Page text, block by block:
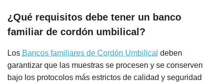
¿Qué requisitos debe tener un banco
familiar de cordón umbilical?
Los Bancos familiares de Cordón Umbilical deben
garantizar que las muestras se procesen y se conserven
bajo los protocolos más estrictos de calidad y seguridad